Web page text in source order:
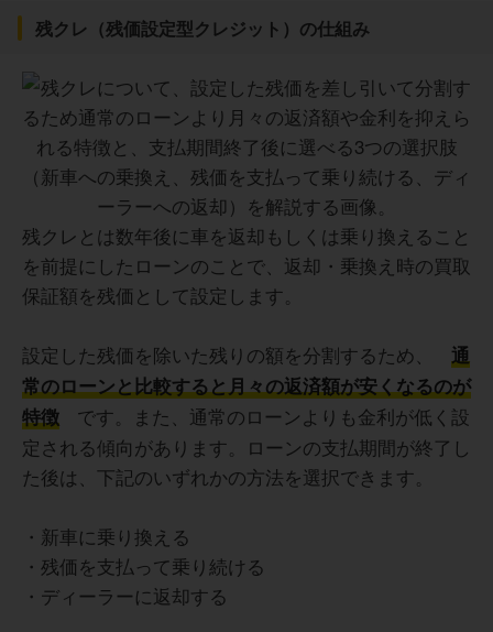
残クレ（残価設定型クレジット）の仕組み
残クレとは数年後に車を返却もしくは乗り換えること
を前提にしたローンのことで、返却・乗換え時の買取
保証額を残価として設定します。
設定した残価を除いた残りの額を分割するため、
通
常のローンと比較すると月々の返済額が安くなるのが
特徴
です。また、通常のローンよりも金利が低く設
定される傾向があります。ローンの支払期間が終了し
た後は、下記のいずれかの方法を選択できます。
・新車に乗り換える
・残価を支払って乗り続ける
・ディーラーに返却する